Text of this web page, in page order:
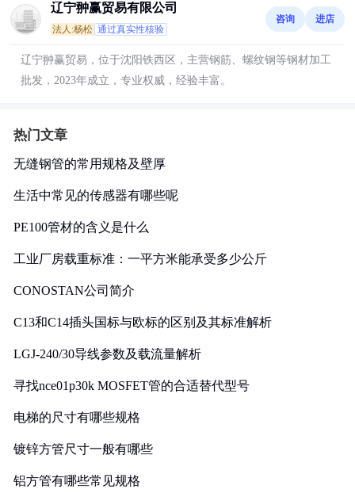
辽宁翀赢贸易有限公司
法人:杨松 通过真实性核验
咨询 进店
辽宁翀赢贸易，位于沈阳铁西区，主营钢筋、螺纹钢等钢材加工
批发，2023年成立，专业权威，经验丰富。
热门文章
无缝钢管的常用规格及壁厚
生活中常见的传感器有哪些呢
PE100管材的含义是什么
工业厂房载重标准：一平方米能承受多少公斤
CONOSTAN公司简介
C13和C14插头国标与欧标的区别及其标准解析
LGJ-240/30导线参数及载流量解析
寻找nce01p30k MOSFET管的合适替代型号
电梯的尺寸有哪些规格
镀锌方管尺寸一般有哪些
铝方管有哪些常见规格